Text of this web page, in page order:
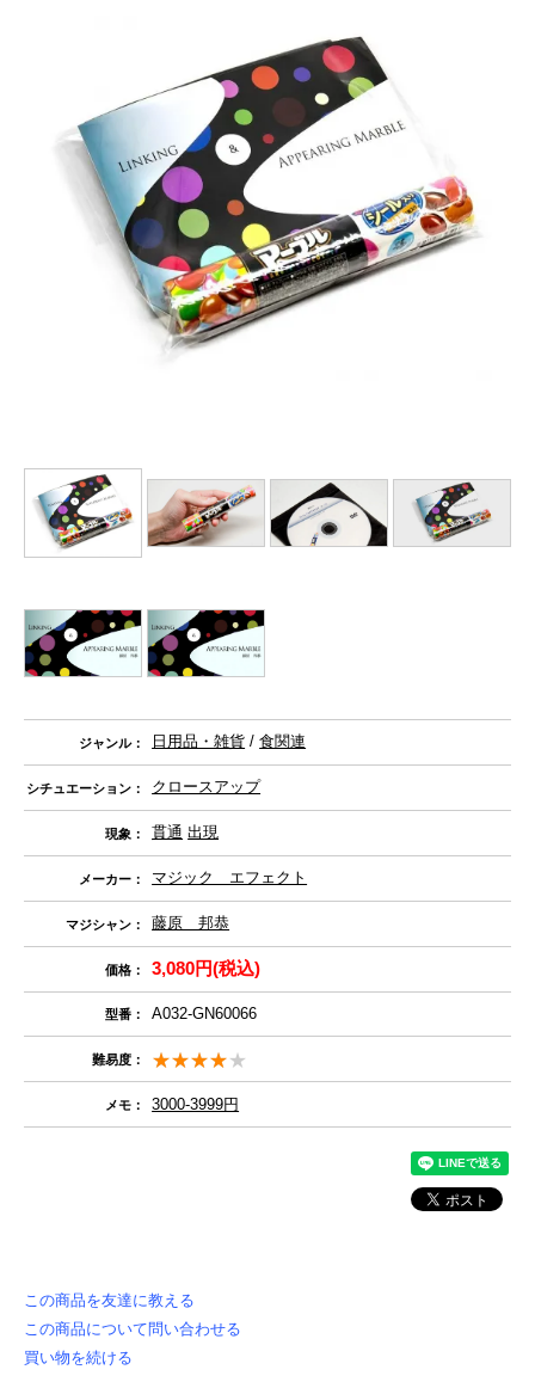
ジャンル： 日用品・雑貨 /食関連
シチュエーション： クロースアップ
現象： 貫通 出現
メーカー： マジック エフェクト
マジシャン： 藤原 邦恭
価格： 3,080円(税込)
型番： A032-GN60066
難易度：
メモ： 3000-3999円
この商品を友達に教える
この商品について問い合わせる
買い物を続ける